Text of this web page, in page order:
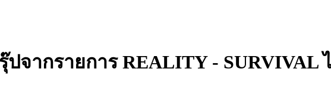
จากรายการ REALITY - SURVIVAL